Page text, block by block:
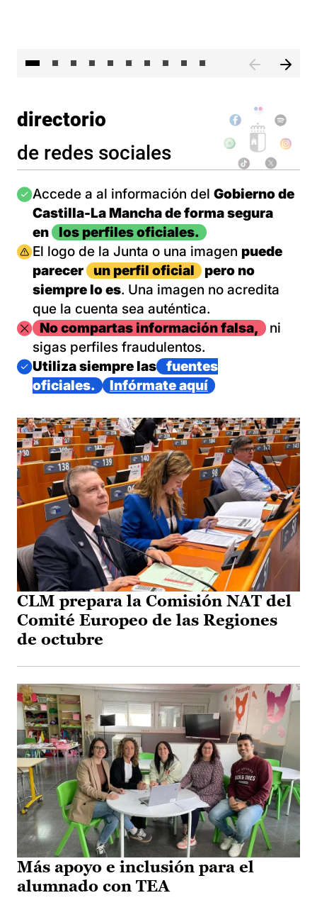
directorio
de redes sociales
Imagen
Accede a al información del Gobierno de
Castilla-La Mancha de forma segura
en
los perfiles oficiales.
Imagen
El logo de la Junta o una imagen puede
parecer
un perfil oficial
pero no
siempre lo es. Una imagen no acredita
que la cuenta sea auténtica.
ImagenNo compartas información falsa,
ni
sigas perfiles fraudulentos.
Imagen
Utiliza siempre las
fuentes
oficiales.
Infórmate aquí
CLM prepara la Comisión NAT del
Comité Europeo de las Regiones
de octubre
Más apoyo e inclusión para el
alumnado con TEA